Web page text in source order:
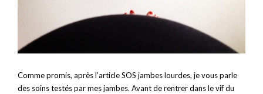
Comme promis, après l’article SOS jambes lourdes, je vous parle
des soins testés par mes jambes. Avant de rentrer dans le vif du